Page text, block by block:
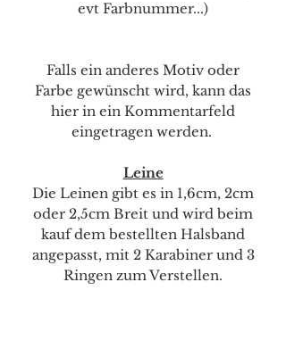
evt Farbnummer...)
Falls ein anderes Motiv oder
Farbe gewünscht wird, kann das
hier in ein Kommentarfeld
eingetragen werden.
Leine
Die Leinen gibt es in 1,6cm, 2cm
oder 2,5cm Breit und wird beim
kauf dem bestellten Halsband
angepasst, mit 2 Karabiner und 3
Ringen zum Verstellen.